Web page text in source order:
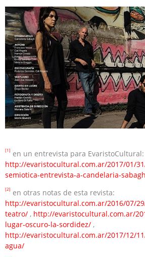
[1] en un entrevista para EvaristoCultural:
http://evaristocultural.com.ar/2017/01/
semiotica-entrevista-a-candelaria-
[2] en otras notas de esta revista:
http://evaristocultural.com.ar/2016/07/
teatro/ , http://evaristocultural.com.ar/
lugar-oscuro-la-sordidez/ ,
http://evaristocultural.com.ar/2017/12/
agua/